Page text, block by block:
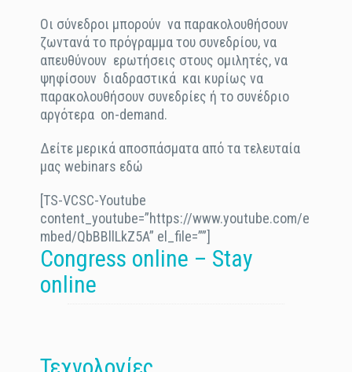
Οι σύνεδροι μπορούν να παρακολουθήσουν
ζωντανά το πρόγραμμα του συνεδρίου, να
απευθύνουν ερωτήσεις στους ομιλητές, να
ψηφίσουν διαδραστικά και κυρίως να
παρακολουθήσουν συνεδρίες ή το συνέδριο
αργότερα on-demand.
Δείτε μερικά αποσπάσματα από τα τελευταία
μας webinars εδώ
[TS-VCSC-Youtube
content_youtube=”https://www.youtube.com/e
mbed/QbBBllLkZ5A” el_file=””]
Congress online – Stay
online
Τεχνολογίες